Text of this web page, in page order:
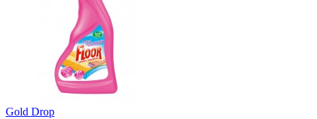
Gold Drop